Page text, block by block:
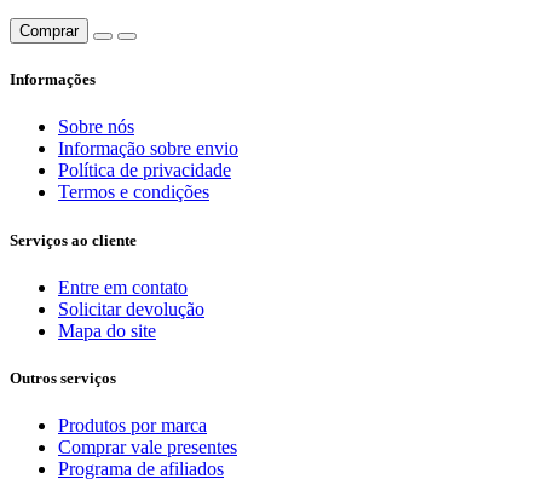
Comprar
Informações
Sobre nós
Informação sobre envio
Política de privacidade
Termos e condições
Serviços ao cliente
Entre em contato
Solicitar devolução
Mapa do site
Outros serviços
Produtos por marca
Comprar vale presentes
Programa de afiliados